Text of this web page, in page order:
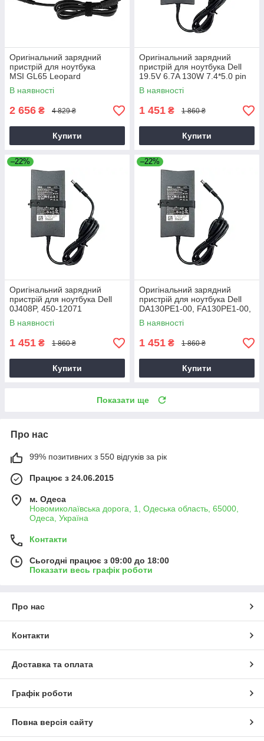
Оригінальний зарядний
пристрій для ноутбука
MSI GL65 Leopard
В наявності
2 656 ₴ 4 829 ₴
Купити
Оригінальний зарядний
пристрій для ноутбука Dell
19.5V 6.7A 130W 7.4*5.0 pin
Slim (PA-4E)
В наявності
1 451 ₴ 1 860 ₴
Купити
–22%
Оригінальний зарядний
пристрій для ноутбука Dell
0J408P, 450-12071
В наявності
1 451 ₴ 1 860 ₴
Купити
–22%
Оригінальний зарядний
пристрій для ноутбука Dell
DA130PE1-00, FA130PE1-00,
HA130PM160
В наявності
1 451 ₴ 1 860 ₴
Купити
Показати ще
Про нас
99% позитивних з 550 відгуків за рік
Працює з 24.06.2015
м. Одеса
Новомиколаївська дорога, 1, Одеська область, 65000,
Одеса, Україна
Контакти
Сьогодні працює з 09:00 до 18:00
Показати весь графік роботи
Про нас
Контакти
Доставка та оплата
Графік роботи
Повна версія сайту